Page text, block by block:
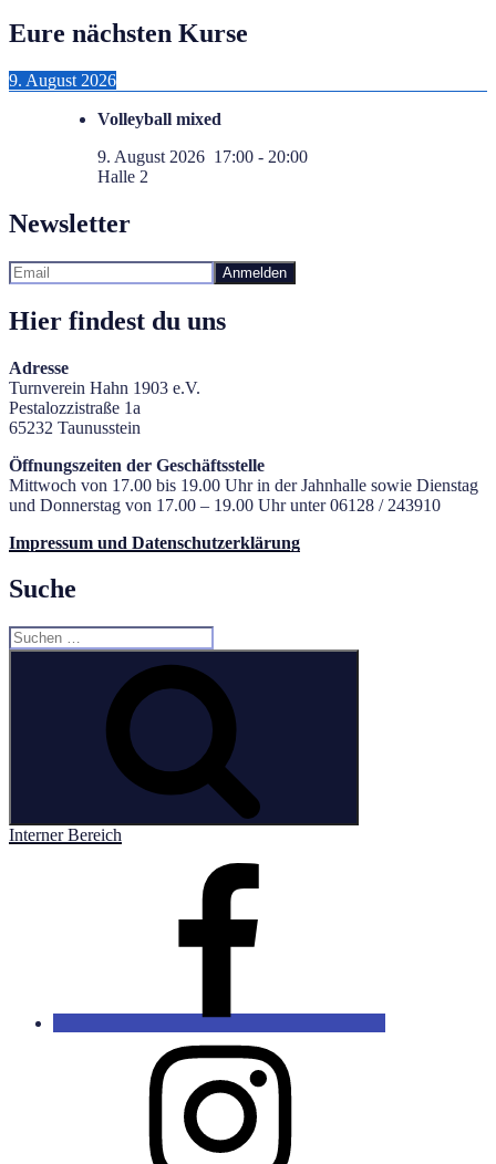
Eure nächsten Kurse
9. August 2026
Volleyball mixed
9. August 2026 17:00 - 20:00
Halle 2
Newsletter
Hier findest du uns
Adresse
Turnverein Hahn 1903 e.V.
Pestalozzistraße 1a
65232 Taunusstein
Öffnungszeiten der Geschäftsstelle
Mittwoch von 17.00 bis 19.00 Uhr in der Jahnhalle sowie Dienstag
und Donnerstag von 17.00 – 19.00 Uhr unter 06128 / 243910
Impressum und Datenschutzerklärung
Suche
Suchen
nach:
Interner Bereich